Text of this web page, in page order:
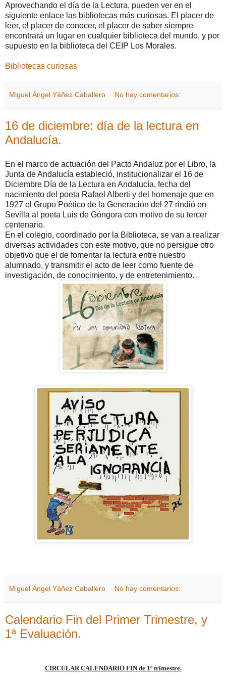
Aprovechando el día de la Lectura, pueden ver en el
siguiente enlace las bibliotecas más curiosas. El placer de
leer, el placer de conocer, el placer de saber siempre
encontrará un lugar en cualquier biblioteca del mundo, y por
supuesto en la biblioteca del CEIP Los Morales.
Bibliotecas curiosas
Miguel Ángel Yáñez Caballero No hay comentarios:
16 de diciembre: día de la lectura en
Andalucía.
En el marco de actuación del Pacto Andaluz por el Libro, la
Junta de Andalucía estableció, institucionalizar el 16 de
Diciembre Día de la Lectura en Andalucía, fecha del
nacimiento del poeta Rafael Alberti y del homenaje que en
1927 el Grupo Poético de la Generación del 27 rindió en
Sevilla al poeta Luis de Góngora con motivo de su tercer
centenario.
En el colegio, coordinado por la Biblioteca, se van a realizar
diversas actividades con este motivo, que no persigue otro
objetivo que el de fomentar la lectura entre nuestro
alumnado, y transmitir el acto de leer como fuente de
investigación, de conocimiento, y de entretenimiento.
Miguel Ángel Yáñez Caballero No hay comentarios:
Calendario Fin del Primer Trimestre, y
1ª Evaluación.
CIRCULAR CALENDARIO FIN de 1º trimestre.